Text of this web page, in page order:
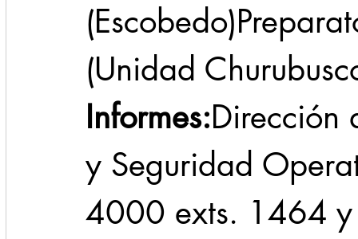
(Unidad
Informes:Dirección
y Seguridad
4000 exts. 1464